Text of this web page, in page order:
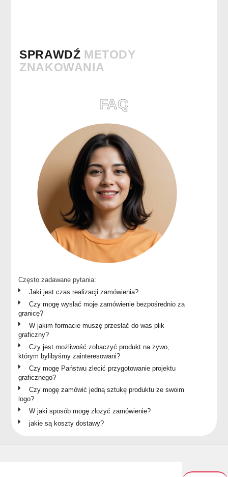
SPRAWDŹ METODY
ZNAKOWANIA
FAQ
Często zadawane pytania:
Jaki jest czas realizacji zamówienia?
Czy mogę wysłać moje zamówienie bezpośrednio za
granicę?
W jakim formacie muszę przesłać do was plik
graficzny?
Czy jest możliwość zobaczyć produkt na żywo,
którym bylibyśmy zainteresowani?
Czy mogę Państwu zlecić przygotowanie projektu
graficznego?
Czy mogę zamówić jedną sztukę produktu ze swoim
logo?
W jaki sposób mogę złożyć zamówienie?
jakie są koszty dostawy?